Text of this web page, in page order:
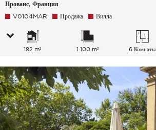
Прованс, Франция
V0104MAR Продажа Вилла
182 m² 1 100 m² 6 Комнаты